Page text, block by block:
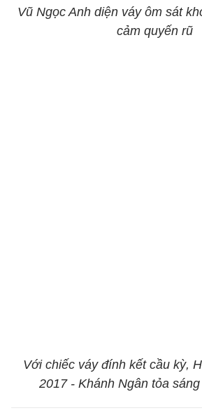
Vũ Ngọc Anh diện váy ôm sát
cảm quyến rũ
Với chiếc váy đính kết cầu kỳ,
2017 - Khánh Ngân tỏa